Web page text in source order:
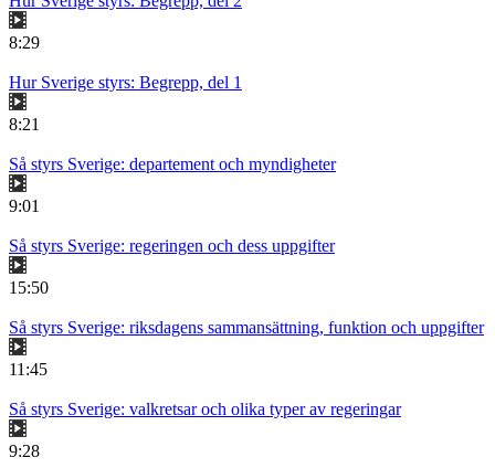
8:29
Hur Sverige styrs: Begrepp, del 1
8:21
Så styrs Sverige: departement och myndigheter
9:01
Så styrs Sverige: regeringen och dess uppgifter
15:50
Så styrs Sverige: riksdagens sammansättning, funktion och uppgifter
11:45
Så styrs Sverige: valkretsar och olika typer av regeringar
9:28